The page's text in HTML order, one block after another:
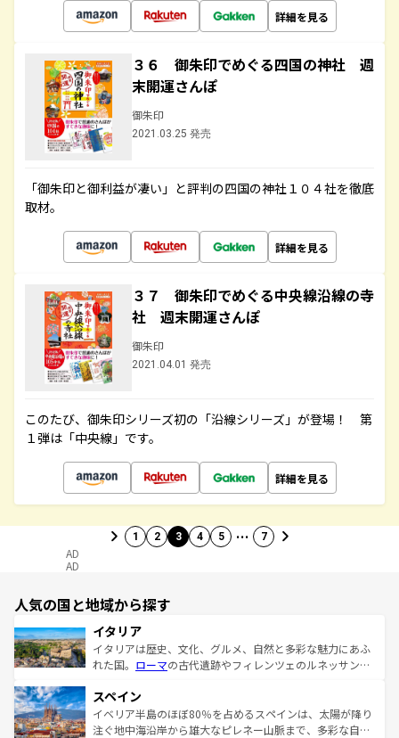
詳細を見る
３６ 御朱印でめぐる四国の神社 週
末開運さんぽ
御朱印
2021.03.25 発売
「御朱印と御利益が凄い」と評判の四国の神社１０４社を徹底
取材。
詳細を見る
３７ 御朱印でめぐる中央線沿線の寺
社 週末開運さんぽ
御朱印
2021.04.01 発売
このたび、御朱印シリーズ初の「沿線シリーズ」が登場！ 第
１弾は「中央線」です。
詳細を見る
1 2 3 4 5 … 7
AD
AD
人気の国と地域から探す
イタリア
イタリアは歴史、文化、グルメ、自然と多彩な魅力にあふ
れた国。 ローマの古代遺跡やフィレンツェのルネッサンス
ろん、トスカーナの美しい田園風景やアマルフィ海岸の絶
景など、自然景観も見逃せない。観光の合間には、本場の
ピザやパスタなど、絶品のイタリア料理を堪能することも
スペイン
イベリア半島のほぼ80％を占めるスペインは、太陽が降り
注ぐ地中海沿岸から雄大なピレネー山脈まで、多彩な自然